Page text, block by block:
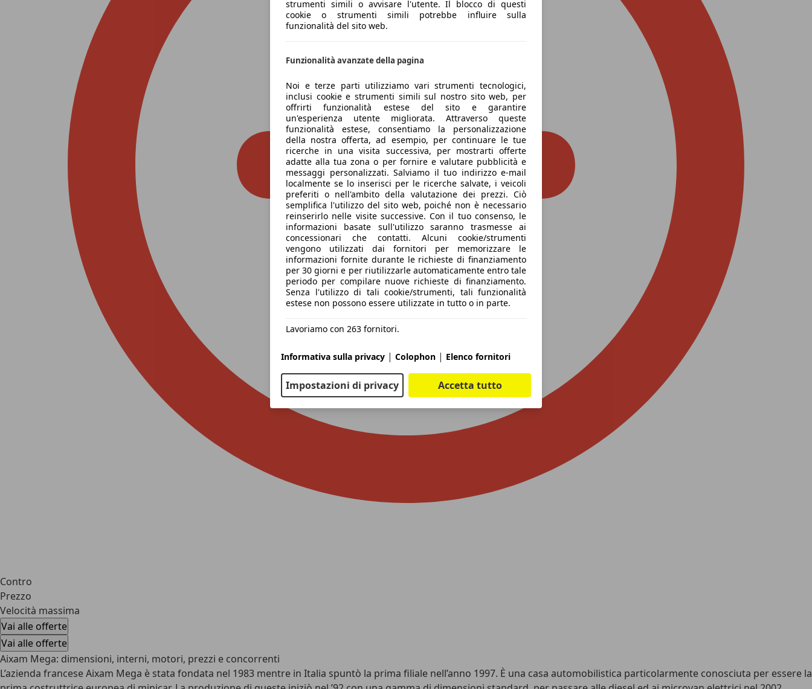
Contro
Prezzo
Velocità massima
Vai alle offerte
Vai alle offerte
Aixam Mega: dimensioni, interni, motori, prezzi e concorrenti
L’azienda francese Aixam Mega è stata fondata nel 1983 mentre in Italia spuntò la prima filiale nell’anno 1997. È una casa automobilistica particolarmente conosciuta per essere la
strumenti simili o avvisare l'utente. Il blocco di questi
cookie o strumenti simili potrebbe influire sulla
funzionalità del sito web.
Funzionalità avanzate della pagina
Noi e terze parti utilizziamo vari strumenti tecnologici,
inclusi cookie e strumenti simili sul nostro sito web, per
offrirti funzionalità estese del sito e garantire
un'esperienza utente migliorata. Attraverso queste
funzionalità estese, consentiamo la personalizzazione
della nostra offerta, ad esempio, per continuare le tue
ricerche in una visita successiva, per mostrarti offerte
adatte alla tua zona o per fornire e valutare pubblicità e
messaggi personalizzati. Salviamo il tuo indirizzo e-mail
localmente se lo inserisci per le ricerche salvate, i veicoli
preferiti o nell'ambito della valutazione dei prezzi. Ciò
semplifica l'utilizzo del sito web, poiché non è necessario
reinserirlo nelle visite successive. Con il tuo consenso, le
informazioni basate sull'utilizzo saranno trasmesse ai
concessionari che contatti. Alcuni cookie/strumenti
vengono utilizzati dai fornitori per memorizzare le
informazioni fornite durante le richieste di finanziamento
per 30 giorni e per riutilizzarle automaticamente entro tale
periodo per compilare nuove richieste di finanziamento.
Senza l'utilizzo di tali cookie/strumenti, tali funzionalità
estese non possono essere utilizzate in tutto o in parte.
Lavoriamo con 263 fornitori.
Informativa sulla privacy | Colophon | Elenco fornitori
Impostazioni di privacy Accetta tutto